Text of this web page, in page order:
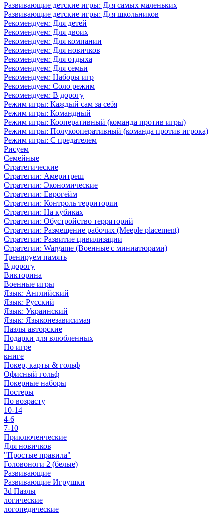
Развивающие детские игры: Для самых маленьких
Развивающие детские игры: Для школьников
Рекомендуем: Для детей
Рекомендуем: Для двоих
Рекомендуем: Для компании
Рекомендуем: Для новичков
Рекомендуем: Для отдыха
Рекомендуем: Для семьи
Рекомендуем: Наборы игр
Рекомендуем: Соло режим
Рекомендуем: В дорогу
Режим игры: Каждый сам за себя
Режим игры: Командный
Режим игры: Кооперативный (команда против игры)
Режим игры: Полукооперативный (команда против игрока)
Режим игры: С предателем
Рисуем
Семейные
Стратегические
Стратегии: Америтреш
Стратегии: Экономические
Стратегии: Еврогейм
Стратегии: Контроль территории
Стратегии: На кубиках
Стратегии: Обустройство территорий
Стратегии: Размещение рабочих (Meeple placement)
Стратегии: Развитие цивилизации
Стратегии: Wargame (Военные с миниатюрами)
Тренируем память
В дорогу
Викторина
Военные игры
Язык: Английский
Язык: Русский
Язык: Украинский
Язык: Языконезависимая
Пазлы авторские
Подарки для влюбленных
По игре
книге
Покер, карты & гольф
Офисный гольф
Покерные наборы
Постеры
По возрасту
10-14
4-6
7-10
Приключенческие
Для новичков
"Простые правила"
Головоноги 2 (белые)
Развивающие
Развивающие Игрушки
3d Пазлы
логические
логопедические